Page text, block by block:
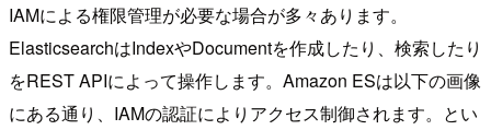
IAMによる権限管理が必要な場合が多々あります。
ElasticsearchはIndexやDocumentを作成したり、検索したり
をREST APIによって操作します。Amazon ESは以下の画像
にある通り、IAMの認証によりアクセス制御されます。とい